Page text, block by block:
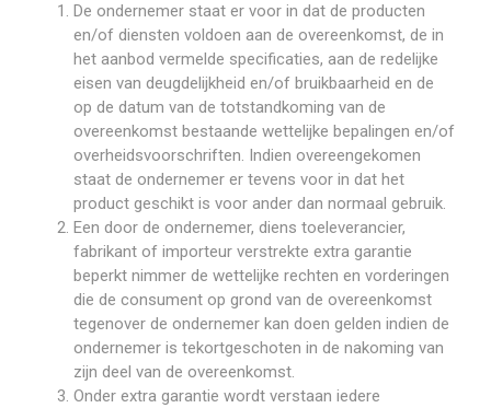
De ondernemer staat er voor in dat de producten
en/of diensten voldoen aan de overeenkomst, de in
het aanbod vermelde specificaties, aan de redelijke
eisen van deugdelijkheid en/of bruikbaarheid en de
op de datum van de totstandkoming van de
overeenkomst bestaande wettelijke bepalingen en/of
overheidsvoorschriften. Indien overeengekomen
staat de ondernemer er tevens voor in dat het
product geschikt is voor ander dan normaal gebruik.
Een door de ondernemer, diens toeleverancier,
fabrikant of importeur verstrekte extra garantie
beperkt nimmer de wettelijke rechten en vorderingen
die de consument op grond van de overeenkomst
tegenover de ondernemer kan doen gelden indien de
ondernemer is tekortgeschoten in de nakoming van
zijn deel van de overeenkomst.
Onder extra garantie wordt verstaan iedere